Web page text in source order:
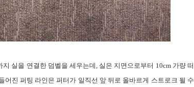
실을 연결한 덤벨을 세우는데, 실은 지면으로부터 10cm 가량 떠
어진 퍼팅 라인은 퍼터가 일직선 앞 뒤로 올바르게 스트로크 될 수